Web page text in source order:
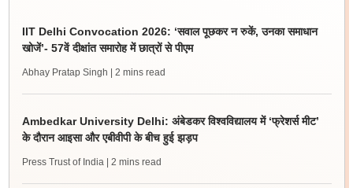
IIT Delhi Convocation 2026: ‘सवाल पूछकर न रुकें, उनका समाधान
खोजें’- 57वें दीक्षांत समारोह में छात्रों से पीएम
Abhay Pratap Singh | 2 mins read
Ambedkar University Delhi: अंबेडकर विश्वविद्यालय में ‘फ्रेशर्स मीट’
के दौरान आइसा और एबीवीपी के बीच हुई झड़प
Press Trust of India | 2 mins read